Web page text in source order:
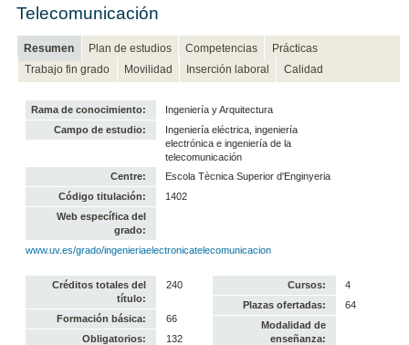
Telecomunicación
Resumen Plan de estudios Competencias
Prácticas
Trabajo fin grado
Movilidad Inserción laboral Calidad
Rama de conocimiento:
Ingeniería y Arquitectura
Campo de estudio:
Ingeniería eléctrica, ingeniería
electrónica e ingeniería de la
telecomunicación
Centre:
Escola Tècnica Superior d'Enginyeria
Código titulación:
1402
Web específica del
grado:
www.uv.es/grado/ingenieriaelectronicatelecomunicacion
Créditos totales del
título:
240
Formación básica:
66
Obligatorios:
132
Cursos:
4
Plazas ofertadas:
64
Modalidad de
enseñanza: